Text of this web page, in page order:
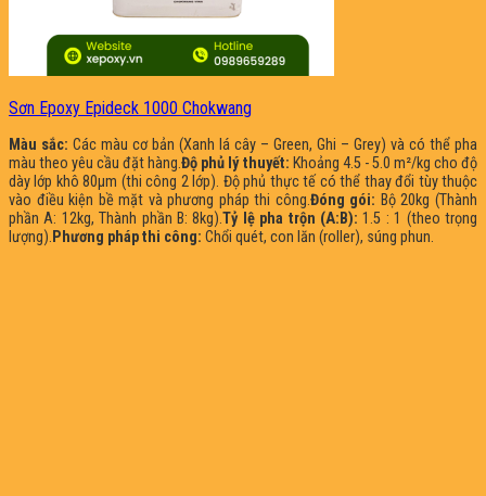
Sơn Epoxy Epideck 1000 Chokwang
Màu sắc: Các màu cơ bản (Xanh lá cây – Green, Ghi – Grey) và có thể pha
màu theo yêu cầu đặt hàng.Độ phủ lý thuyết: Khoảng 4.5 - 5.0 m²/kg cho độ
dày lớp khô 80µm (thi công 2 lớp). Độ phủ thực tế có thể thay đổi tùy thuộc
vào điều kiện bề mặt và phương pháp thi công.Đóng gói: Bộ 20kg (Thành
phần A: 12kg, Thành phần B: 8kg).Tỷ lệ pha trộn (A:B): 1.5 : 1 (theo trọng
lượng). Phương pháp thi công: Chổi quét, con lăn (roller), súng phun.